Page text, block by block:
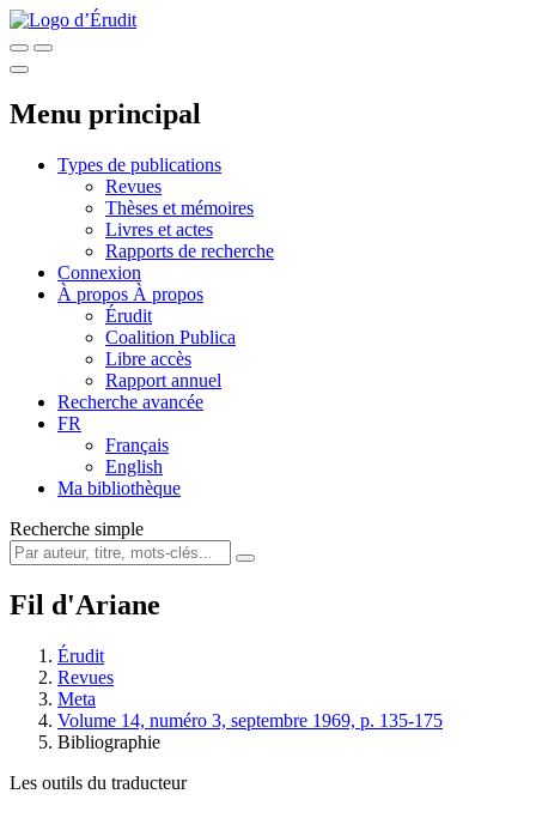
Menu principal
Types de publications
Revues
Thèses et mémoires
Livres et actes
Rapports de recherche
Connexion
À propos À propos
Érudit
Coalition Publica
Libre accès
Rapport annuel
Recherche avancée
FR
Français
English
Ma bibliothèque
Recherche simple
Fil d'Ariane
Érudit
Revues
Meta
Volume 14, numéro 3, septembre 1969, p. 135-175
Bibliographie
Les outils du traducteur